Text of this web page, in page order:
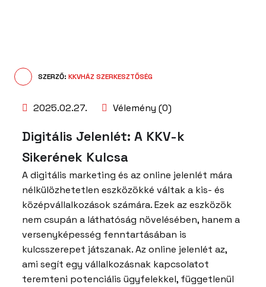
SZERZŐ: KKVHÁZ SZERKESZTŐSÉG
2025.02.27. Vélemény (0)
Digitális Jelenlét: A KKV-k
Sikerének Kulcsa
A digitális marketing és az online jelenlét mára
nélkülözhetetlen eszközökké váltak a kis- és
középvállalkozások számára. Ezek az eszközök
nem csupán a láthatóság növelésében, hanem a
versenyképesség fenntartásában is
kulcsszerepet játszanak. Az online jelenlét az,
ami segít egy vállalkozásnak kapcsolatot
teremteni potenciális ügyfelekkel, függetlenül